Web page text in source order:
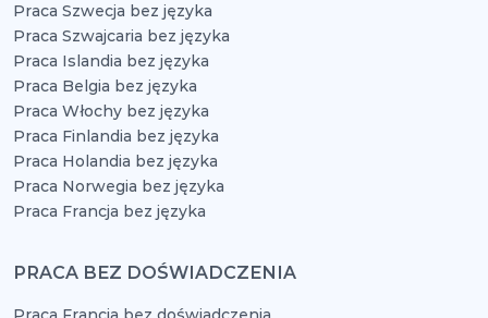
Praca Szwecja bez języka
Praca Szwajcaria bez języka
Praca Islandia bez języka
Praca Belgia bez języka
Praca Włochy bez języka
Praca Finlandia bez języka
Praca Holandia bez języka
Praca Norwegia bez języka
Praca Francja bez języka
PRACA BEZ DOŚWIADCZENIA